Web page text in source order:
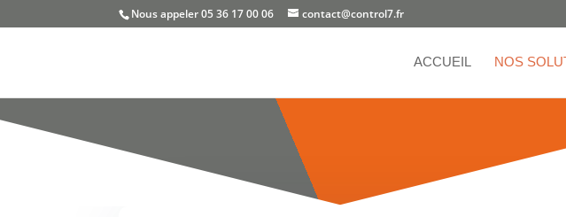
Nous appeler 05 36 17 00 06 contact@control7.fr
ACCUEIL NOS